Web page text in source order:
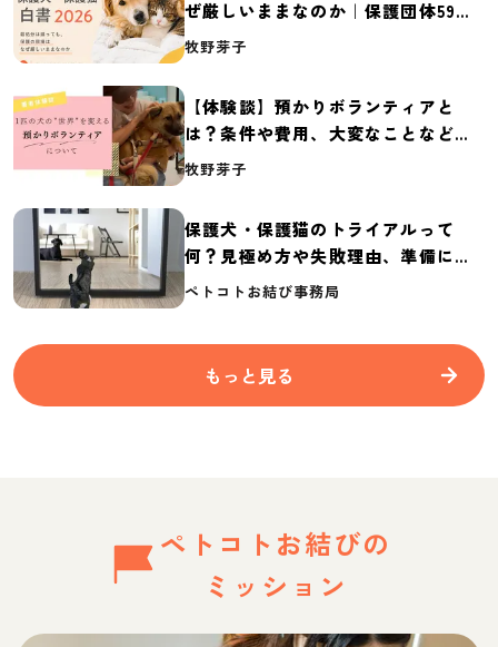
ぜ厳しいままなのか｜保護団体59団
体の実態調査【保護犬・保護猫白書
牧野芽子
【体験談】預かりボランティアと
は？条件や費用、大変なことなど紹
介
牧野芽子
保護犬・保護猫のトライアルって
何？見極め方や失敗理由、準備に必
要なものを紹介
ペトコトお結び事務局
もっと見る
ペトコトお結びの
ミッション